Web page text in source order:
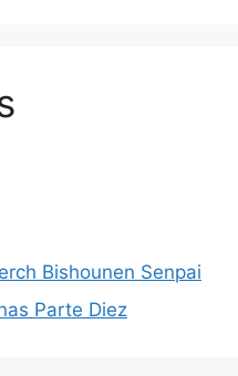
Bishounen Senpai
Parte Diez